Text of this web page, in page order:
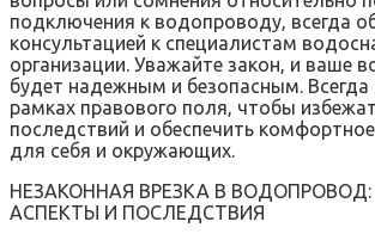
подключения к водопроводу‚ всегда
консультацией к специалистам
организации. Уважайте закон‚ и ваше
будет надежным и безопасным. Всегда
рамках правового поля‚ чтобы
последствий и обеспечить
для себя и окружающих.
НЕЗАКОННАЯ ВРЕЗКА В
АСПЕКТЫ И ПОСЛЕДСТВИЯ